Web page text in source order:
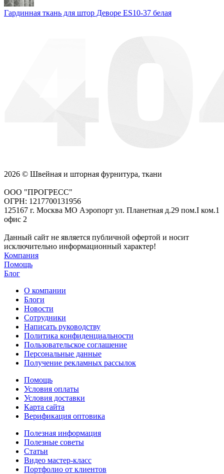
Гардинная ткань для штор Деворе ES10-37 белая
2026 © Швейная и шторная фурнитура, ткани
ООО "ПРОГРЕСС"
ОГРН: 1217700131956
125167 г. Москва МО Аэропорт ул. Планетная д.29 пом.I ком.1
офис 2
Данный сайт не является публичной офертой и носит
исключительно информационный характер!
Компания
Помощь
Блог
О компании
Блоги
Новости
Сотрудники
Написать руководству
Политика конфиденциальности
Пользовательское соглашение
Персональные данные
Получение рекламных рассылок
Помощь
Условия оплаты
Условия доставки
Карта сайта
Верификация оптовика
Полезная информация
Полезные советы
Статьи
Видео мастер-класс
Портфолио от клиентов